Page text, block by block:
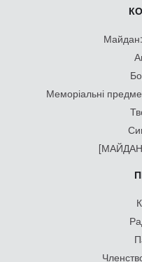
Майдан:
Меморіальні